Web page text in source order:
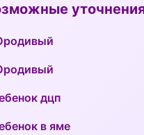
дцп
в яме